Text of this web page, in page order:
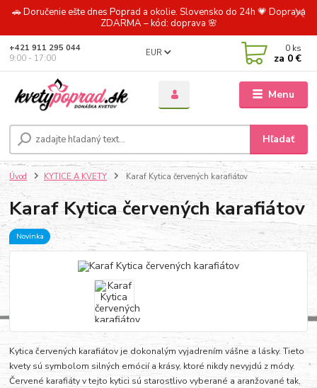
🚗 Doručenie ešte dnes Poprad a okolie. Slovensko do 24h 💗 Doprava
ZDARMA – kód: doprava 🌸
Menu
EUR
Hľadať
+421 911 295 044
9:00 - 17:00
0 ks
za 0 €
Úvod KYTICE A KVETY Karaf Kytica červených karafiátov
Karaf Kytica červených karafiátov
Novinka
Kytica červených karafiátov je dokonalým vyjadrením vášne a lásky. Tieto
kvety sú symbolom silných emócií a krásy, ktoré nikdy nevyjdú z módy.
Červené karafiáty v tejto kytici sú starostlivo vyberané a aranžované tak,